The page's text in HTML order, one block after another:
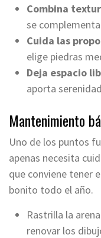
Combina
se
Cuida las
elige piedras
Deja espacio
aporta
Mantenimiento
Uno de los puntos
apenas necesita
que conviene tener
bonito todo el año.
Rastrilla la
renovar los